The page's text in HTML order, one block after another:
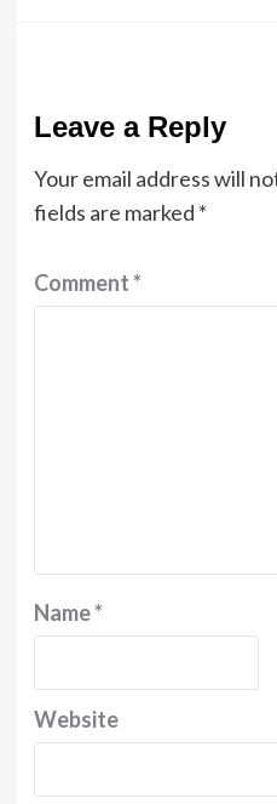
Leave a Reply
Your email address will
fields are marked *
Comment*
Name*
Website